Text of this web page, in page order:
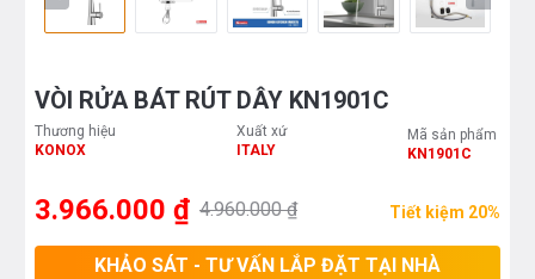
VÒI RỬA BÁT RÚT DÂY KN1901C
Thương hiệu
KONOX
Xuất xứ
ITALY
Mã sản phẩm
KN1901C
3.966.000 ₫ 4.960.000 ₫ Tiết kiệm 20%
KHẢO SÁT - TƯ VẤN LẮP ĐẶT TẠI NHÀ